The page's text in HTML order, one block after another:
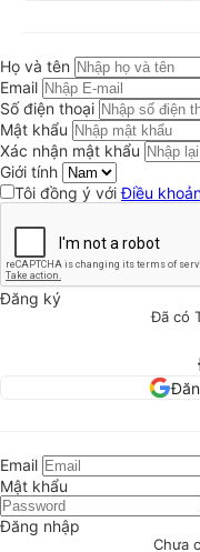
Họ và tên
Email
Số điện thoại
Mật khẩu
Xác nhận mật khẩu
Giới tính
Tôi đồng ý vớiĐiều
Đăng ký
Đã có
Email
Mật khẩu
Đăng nhập
Chưa